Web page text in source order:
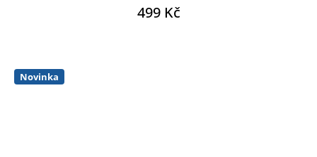
499 Kč
Novinka